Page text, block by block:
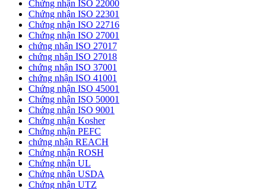
Chứng nhận ISO 22000
Chứng nhận ISO 22301
Chứng nhận ISO 22716
Chứng nhận ISO 27001
chứng nhận ISO 27017
chứng nhận ISO 27018
chứng nhận ISO 37001
chứng nhận ISO 41001
Chứng nhận ISO 45001
Chứng nhận ISO 50001
Chứng nhận ISO 9001
Chứng nhận Kosher
Chứng nhận PEFC
chứng nhận REACH
Chứng nhận ROSH
Chứng nhận UL
Chứng nhận USDA
Chứng nhận UTZ